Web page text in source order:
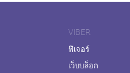
VIBER
ฟีเจอร์
เว็บบล็อก